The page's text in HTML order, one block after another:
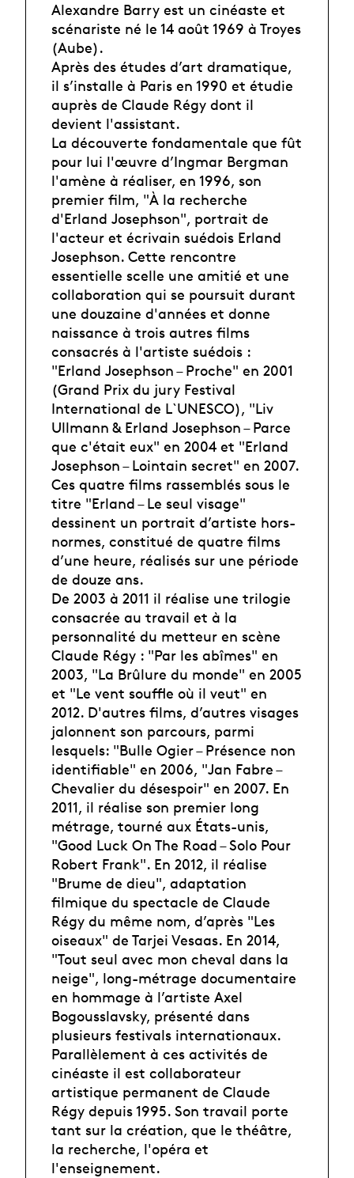
Alexandre Barry est un cinéaste et
scénariste né le 14 août 1969 à Troyes
(Aube).
Après des études d’art dramatique,
il s’installe à Paris en 1990 et étudie
auprès de Claude Régy dont il
devient l'assistant.
La découverte fondamentale que fût
pour lui l'œuvre d’Ingmar Bergman
l'amène à réaliser, en 1996, son
premier film, "À la recherche
d'Erland Josephson", portrait de
l'acteur et écrivain suédois Erland
Josephson. Cette rencontre
essentielle scelle une amitié et une
collaboration qui se poursuit durant
une douzaine d'années et donne
naissance à trois autres films
consacrés à l'artiste suédois :
"Erland Josephson – Proche" en 2001
(Grand Prix du jury Festival
International de L`UNESCO), "Liv
Ullmann & Erland Josephson – Parce
que c'était eux" en 2004 et "Erland
Josephson – Lointain secret" en 2007.
Ces quatre films rassemblés sous le
titre "Erland – Le seul visage"
dessinent un portrait d’artiste hors-
normes, constitué de quatre films
d’une heure, réalisés sur une période
de douze ans.
De 2003 à 2011 il réalise une trilogie
consacrée au travail et à la
personnalité du metteur en scène
Claude Régy : "Par les abîmes" en
2003, "La Brûlure du monde" en 2005
et "Le vent souffle où il veut" en
2012. D'autres films, d’autres visages
jalonnent son parcours, parmi
lesquels: "Bulle Ogier – Présence non
identifiable" en 2006, "Jan Fabre –
Chevalier du désespoir" en 2007. En
2011, il réalise son premier long
métrage, tourné aux États-unis,
"Good Luck On The Road – Solo Pour
Robert Frank". En 2012, il réalise
"Brume de dieu", adaptation
filmique du spectacle de Claude
Régy du même nom, d’après "Les
oiseaux" de Tarjei Vesaas. En 2014,
"Tout seul avec mon cheval dans la
neige", long-métrage documentaire
en hommage à l’artiste Axel
Bogousslavsky, présenté dans
plusieurs festivals internationaux.
Parallèlement à ces activités de
cinéaste il est collaborateur
artistique permanent de Claude
Régy depuis 1995. Son travail porte
tant sur la création, que le théâtre,
la recherche, l'opéra et
l'enseignement.